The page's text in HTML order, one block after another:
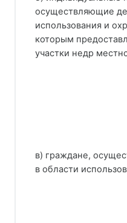
осуществляющие
использования и
которым
участки недр
в) граждане,
в области